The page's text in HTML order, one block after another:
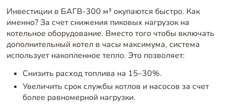
Инвестиции в БАГВ-300 м³ окупаются быстро. Как
именно? За счет снижения пиковых нагрузок на
котельное оборудование. Вместо того чтобы включать
дополнительный котел в часы максимума, система
использует накопленное тепло. Это позволяет:
Снизить расход топлива на 15–30%.
Увеличить срок службы котлов и насосов за счет
более равномерной нагрузки.